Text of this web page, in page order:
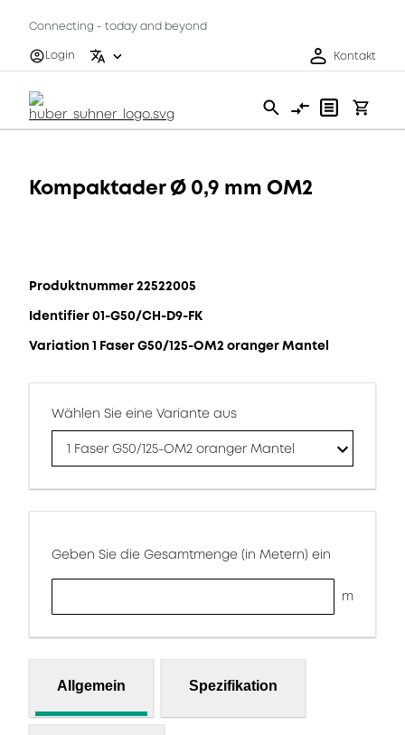
Connecting - today and beyond
Login
Kontakt
Kompaktader Ø 0,9 mm OM2
Produktnummer 22522005
Identifier 01-G50/CH-D9-FK
Variation 1 Faser G50/125-OM2 oranger Mantel
Wählen Sie eine Variante aus
1 Faser G50/125-OM2 oranger Mantel
Geben Sie die Gesamtmenge (in Metern) ein
m
Allgemein Spezifikation